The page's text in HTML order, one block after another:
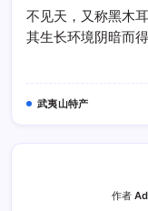
不见天，又称黑木
其生长环境阴暗而
武夷山特产
作者